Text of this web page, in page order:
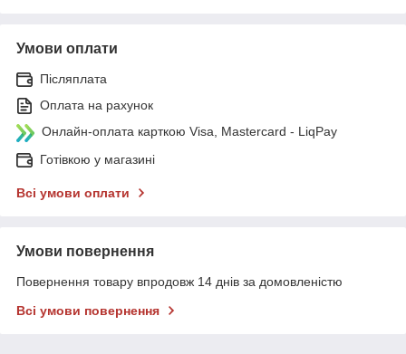
Умови оплати
Післяплата
Оплата на рахунок
Онлайн-оплата карткою Visa, Mastercard - LiqPay
Готівкою у магазині
Всі умови оплати
Умови повернення
Повернення товару впродовж 14 днів за домовленістю
Всі умови повернення